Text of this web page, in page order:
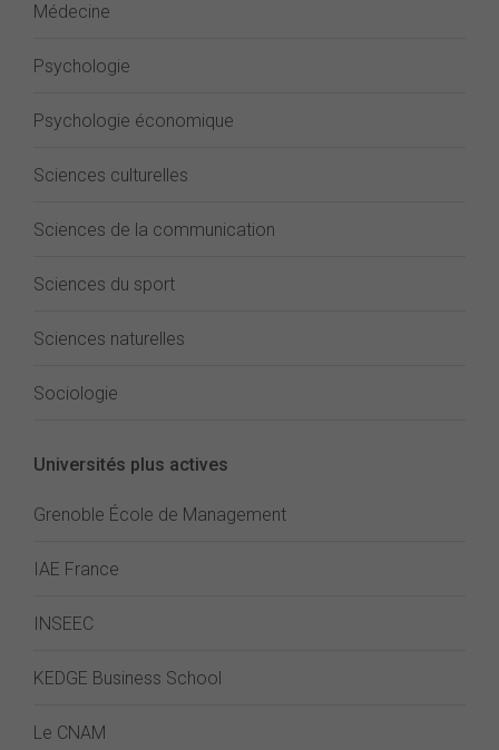
Médecine
Psychologie
Psychologie économique
Sciences culturelles
Sciences de la communication
Sciences du sport
Sciences naturelles
Sociologie
Universités plus actives
Grenoble École de Management
IAE France
INSEEC
KEDGE Business School
Le CNAM